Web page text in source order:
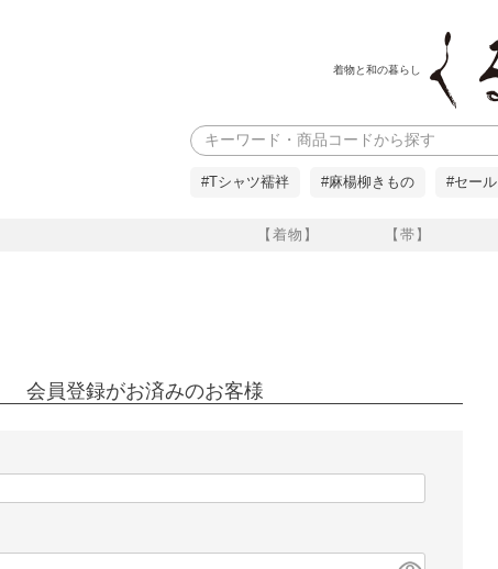
着物と和の暮らし
【着物】 【帯】
検索
#Tシャツ襦袢 #麻楊柳きもの #セール
会員登録がお済みのお客様